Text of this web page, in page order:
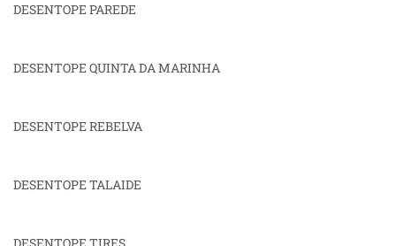
DESENTOPE PAREDE
DESENTOPE QUINTA DA MARINHA
DESENTOPE REBELVA
DESENTOPE TALAIDE